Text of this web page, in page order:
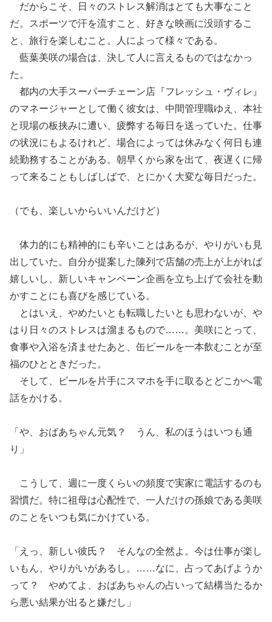
だからこそ、日々のストレス解消はとても大事なこと
だ。スポーツで汗を流すこと、好きな映画に没頭するこ
と、旅行を楽しむこと。人によって様々である。
藍葉美咲の場合は、決して人に言えるものではなかっ
た。
都内の大手スーパーチェーン店『フレッシュ・ヴィレ』
のマネージャーとして働く彼女は、中間管理職ゆえ、本社
と現場の板挟みに遭い、疲弊する毎日を送っていた。仕事
の状況にもよるけれど、場合によっては休みなく何日も連
続勤務することがある。朝早くから家を出て、夜遅くに帰
って来ることもしばしばで、とにかく大変な毎日だった。
（でも、楽しいからいいんだけど）
体力的にも精神的にも辛いことはあるが、やりがいも見
出していた。自分が提案した陳列で店舗の売上が上がれば
嬉しいし、新しいキャンペーン企画を立ち上げて会社を動
かすことにも喜びを感じている。
とはいえ、やめたいとも転職したいとも思わないが、や
はり日々のストレスは溜まるもので……。美咲にとって、
食事や入浴を済ませたあと、缶ビールを一本飲むことが至
福のひとときだった。
そして、ビールを片手にスマホを手に取るとどこかへ電
話をかける。
「や、おばあちゃん元気？ うん、私のほうはいつも通
り」
こうして、週に一度くらいの頻度で実家に電話するのも
習慣だ。特に祖母は心配性で、一人だけの孫娘である美咲
のことをいつも気にかけている。
「えっ、新しい彼氏？ そんなの全然よ。今は仕事が楽し
いもん、やりがいがあるし。……なに、占ってあげようか
って？ やめてよ、おばあちゃんの占いって結構当たるか
ら悪い結果が出ると嫌だし」